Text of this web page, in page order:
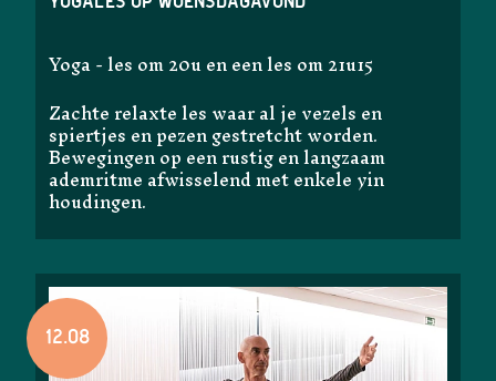
Yoga - les om 20u en een les om 21u15
Zachte relaxte les waar al je vezels en
spiertjes en pezen gestretcht worden.
Bewegingen op een rustig en langzaam
ademritme afwisselend met enkele yin
houdingen.
12.08